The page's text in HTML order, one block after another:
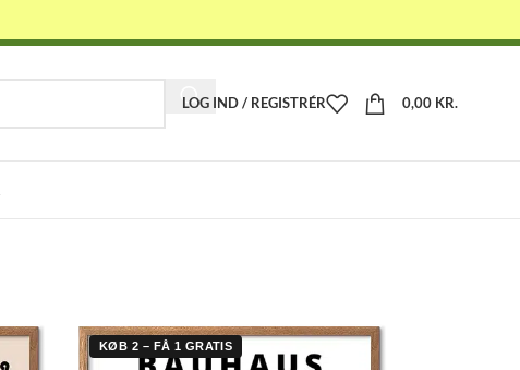
LOG IND / REGISTRÉR 0,00 KR.
KØB 2 – FÅ 1 GRATIS